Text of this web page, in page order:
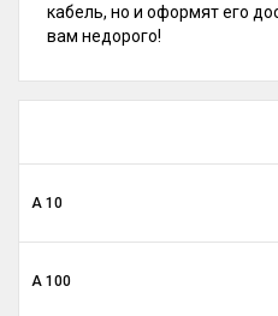
кабель, но и оформят его
вам недорого!
А 10
А 100